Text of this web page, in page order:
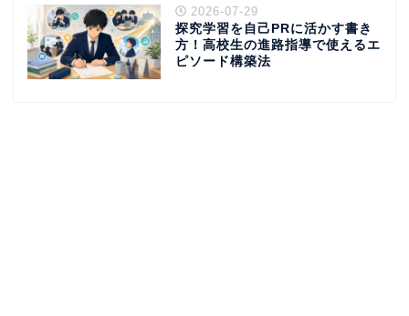
2026-07-29
探究学習を自己PRに活かす書き
方！高校生の進路指導で使えるエ
ピソード構築法